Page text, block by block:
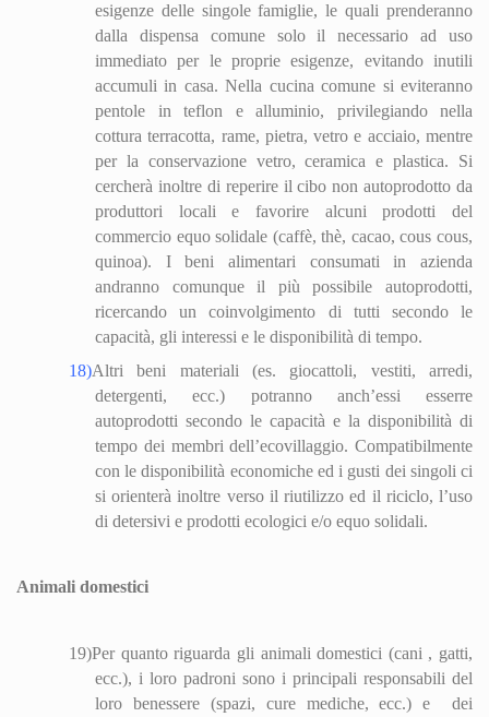
esigenze delle singole famiglie, le quali prenderanno
dalla dispensa comune solo il necessario ad uso
immediato per le proprie esigenze, evitando inutili
accumuli in casa. Nella cucina comune si eviteranno
pentole in teflon e alluminio, privilegiando nella
cottura terracotta, rame, pietra, vetro e acciaio, mentre
per la conservazione vetro, ceramica e plastica. Si
cercherà inoltre di reperire il cibo non autoprodotto da
produttori locali e favorire alcuni prodotti del
commercio equo solidale (caffè, thè, cacao, cous cous,
quinoa). I beni alimentari consumati in azienda
andranno comunque il più possibile autoprodotti,
ricercando un coinvolgimento di tutti secondo le
capacità, gli interessi e le disponibilità di tempo.
18)Altri beni materiali (es. giocattoli, vestiti, arredi,
detergenti, ecc.) potranno anch’essi esserre
autoprodotti secondo le capacità e la disponibilità di
tempo dei membri dell’ecovillaggio. Compatibilmente
con le disponibilità economiche ed i gusti dei singoli ci
si orienterà inoltre verso il riutilizzo ed il riciclo, l’uso
di detersivi e prodotti ecologici e/o equo solidali.
Animali domestici
19)Per quanto riguarda gli animali domestici (cani , gatti,
ecc.), i loro padroni sono i principali responsabili del
loro benessere (spazi, cure mediche, ecc.) e
dei